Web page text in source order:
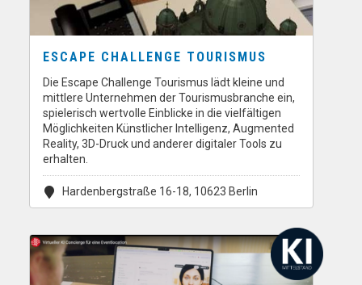
ESCAPE CHALLENGE TOURISMUS
Die Escape Challenge Tourismus lädt kleine und
mittlere Unternehmen der Tourismusbranche ein,
spielerisch wertvolle Einblicke in die vielfältigen
Möglichkeiten Künstlicher Intelligenz, Augmented
Reality, 3D-Druck und anderer digitaler Tools zu
erhalten.
Hardenbergstraße 16-18, 10623 Berlin